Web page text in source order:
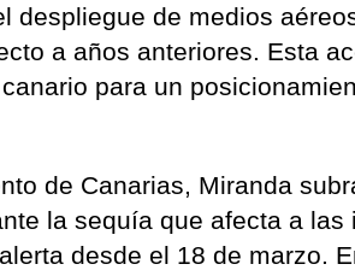
despliegue de medios
a años anteriores. Esta
para un
de Canarias, Miranda
la sequía que afecta a las
desde el 18 de marzo.